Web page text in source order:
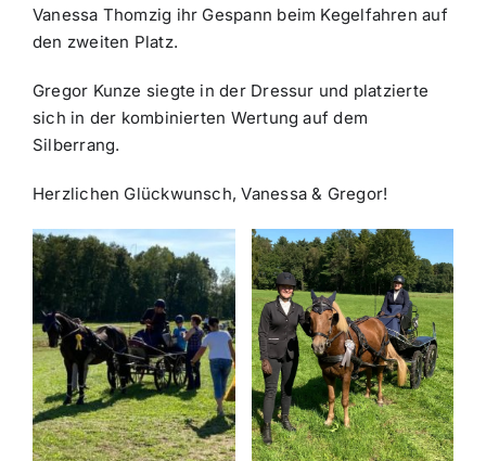
Vanessa Thomzig ihr Gespann beim Kegelfahren auf
den zweiten Platz.
Gregor Kunze siegte in der Dressur und platzierte
sich in der kombinierten Wertung auf dem
Silberrang.
Herzlichen Glückwunsch, Vanessa & Gregor!